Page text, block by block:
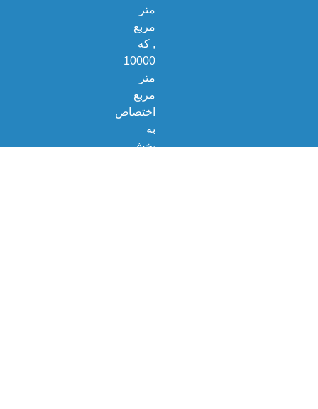
متر
مربع
, که
10000
متر
مربع
اختصاص
به
بخش